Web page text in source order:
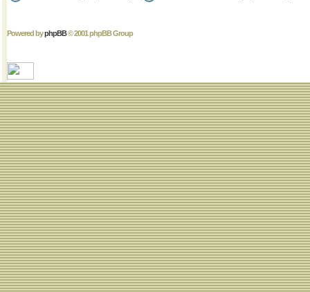
Powered byphpBB© 2001 phpBB Group